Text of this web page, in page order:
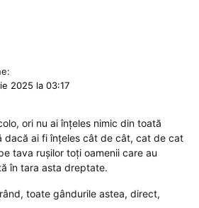
2025 la 03:17
ori nu ai înțeles nimic din toată
dacă ai fi înțeles cât de cât, cat de cat
tava rușilor toți oamenii care au
în tara asta dreptate.
toate gândurile astea, direct,